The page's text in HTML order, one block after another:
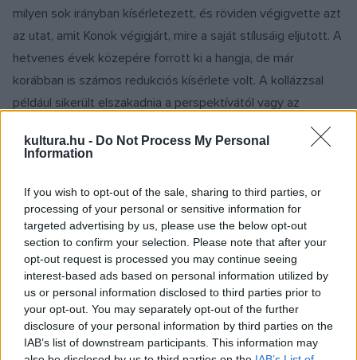
kultura.hu - Do Not Process My Personal
Information
If you wish to opt-out of the sale, sharing to third parties, or
processing of your personal or sensitive information for
targeted advertising by us, please use the below opt-out
section to confirm your selection. Please note that after your
opt-out request is processed you may continue seeing
interest-based ads based on personal information utilized by
us or personal information disclosed to third parties prior to
your opt-out. You may separately opt-out of the further
disclosure of your personal information by third parties on the
IAB’s list of downstream participants. This information may
milyen sok irányban kísérletezett, és röviden végigvette azt
az utat, amit Konok végigjárt, mire a saját stílusáig eljutott. A
hetvenes évek közepére forrott ki a hangja, de már
korábban is számos redukciós kísérlete volt. A kollázzsal
például sikerült elszakadnia a perspektívától vagy az
időrétegektől. Innen lépett tovább az időtlenítés és a tér
értelmezése irányába. Az N. Mészáros által választott mű, a
keretezett piramisforma. Mögötte azonos léptékben
ismétlődő sorokat látunk, aranyat, feketét, amelyeket olykor
egy betűsor tör meg. A sorok és a piramis is felfelé emeli a
tekintetet: a mű a transzcendencia irányába viszi el a
befogadót.
N. Mészáros Júlia szerint Konok mindig a tökéletességet, a
teljességet, a harmóniát kereste a művészetében,